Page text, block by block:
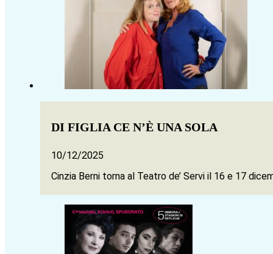
DI FIGLIA CE N’È UNA SOLA
10/12/2025
Cinzia Berni torna al Teatro de’ Servi il 16 e 17